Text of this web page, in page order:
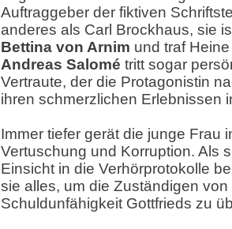
Auftraggeber der fiktiven
anderes als Carl Brockhaus, sie
Bettina von Arnim und traf
Andreas Salomé tritt sogar
Vertraute, der die Protagonistin
ihren schmerzlichen Erlebnissen
Immer tiefer gerät die junge Frau
Vertuschung und Korruption. Als
Einsicht in die Verhörprotokolle
sie alles, um die Zuständigen von
Schuldunfähigkeit Gottfrieds zu